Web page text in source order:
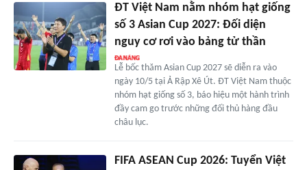
ĐT Việt Nam nằm nhóm hạt giống
số 3 Asian Cup 2027: Đối diện
nguy cơ rơi vào bảng tử thần
Lễ bốc thăm Asian Cup 2027 sẽ diễn ra vào
ngày 10/5 tại Ả Rập Xê Út. ĐT Việt Nam thuộc
nhóm hạt giống số 3, báo hiệu một hành trình
đầy cam go trước những đối thủ hàng đầu
châu lục.
FIFA ASEAN Cup 2026: Tuyển Việt